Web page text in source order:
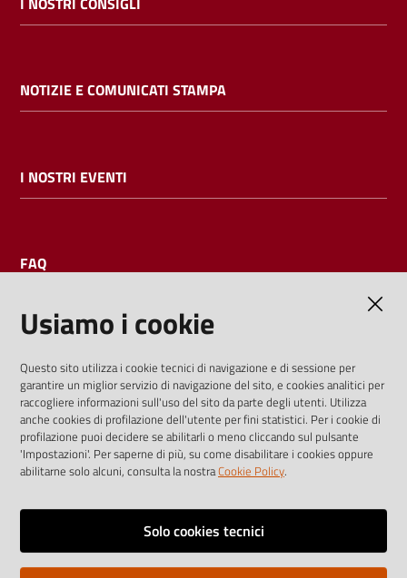
cataloghi
bibliotecario
NOTIZIE E COMUNICATI STAMPA
I NOSTRI EVENTI
FAQ
I dati personali pubblicati sono riutilizzabili solo alle condizioni
previste dalla direttiva comunitaria 2003/98/CE e dal d.lgs.
36/2006
Vai alla pagina
Note legali
Usiamo i cookie
Questo sito utilizza i cookie tecnici di navigazione e di sessione per
garantire un miglior servizio di navigazione del sito, e cookies analitici per
raccogliere informazioni sull'uso del sito da parte degli utenti. Utilizza
anche cookies di profilazione dell'utente per fini statistici. Per i cookie di
profilazione puoi decidere se abilitarli o meno cliccando sul pulsante
'Impostazioni'. Per saperne di più, su come disabilitare i cookies oppure
abilitarne solo alcuni, consulta la nostraCookie Policy.
Solo cookies tecnici